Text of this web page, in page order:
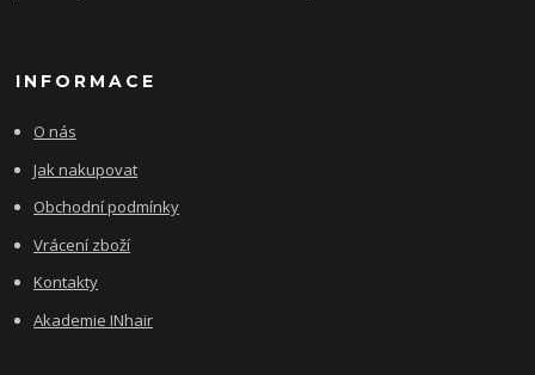
INFORMACE
O nás
Jak nakupovat
Obchodní podmínky
Vrácení zboží
Kontakty
Akademie INhair